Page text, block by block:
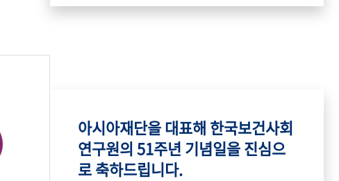
아시아재단을 대표해 한국보건사회
연구원의 51주년 기념일을 진심으
로 축하드립니다.